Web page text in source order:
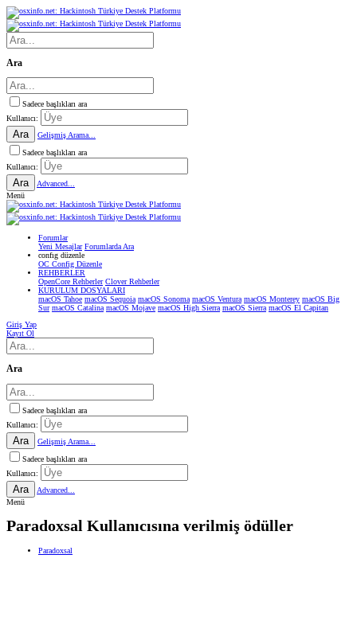
Ara
Sadece başlıkları ara
Kullanıcı:
Ara
Gelişmiş Arama...
Sadece başlıkları ara
Kullanıcı:
Ara
Advanced...
Menü
Forumlar
Yeni Mesajlar Forumlarda Ara
confıg düzenle
OC Config Düzenle
REHBERLER
OpenCore Rehberler Clover Rehberler
KURULUM DOSYALARI
macOS Tahoe macOS Sequoia macOS Sonoma macOS Ventura macOS Monterey macOS Big
Sur macOS Catalina macOS Mojave macOS High Sierra macOS Sierra macOS El Capitan
Giriş Yap
Kayıt Ol
Ara
Sadece başlıkları ara
Kullanıcı:
Ara
Gelişmiş Arama...
Sadece başlıkları ara
Kullanıcı:
Ara
Advanced...
Menü
Paradoxsal Kullanıcısına verilmiş ödüller
Paradoxsal